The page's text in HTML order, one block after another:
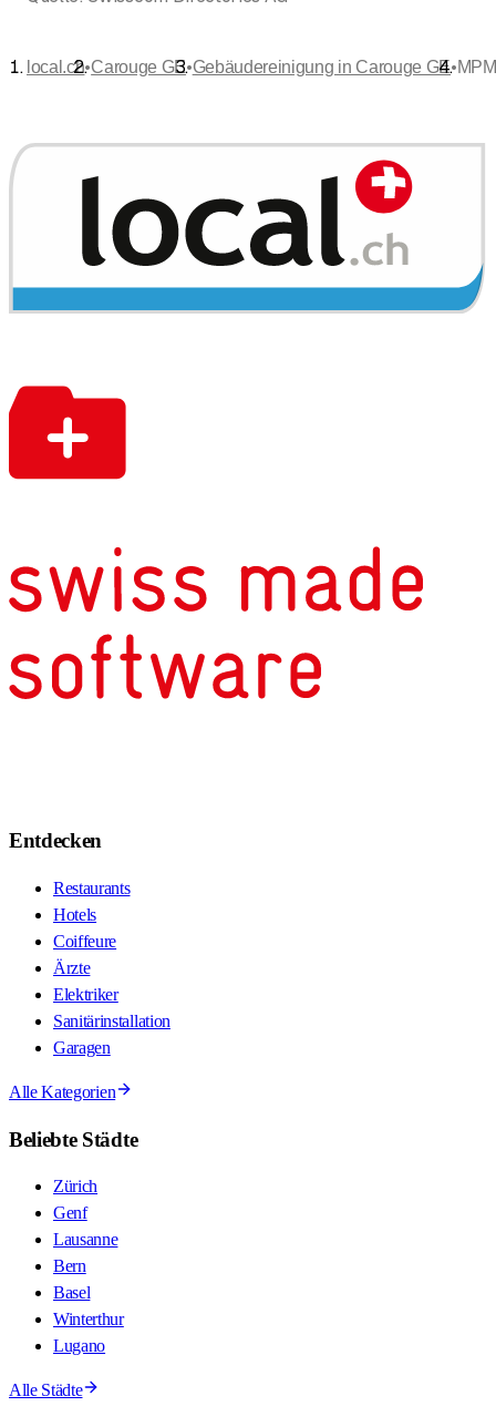
local.ch•Carouge GE•Gebäudereinigung in Carouge GE•
Entdecken
Restaurants
Hotels
Coiffeure
Ärzte
Elektriker
Sanitärinstallation
Garagen
Alle Kategorien
Beliebte Städte
Zürich
Genf
Lausanne
Bern
Basel
Winterthur
Lugano
Alle Städte